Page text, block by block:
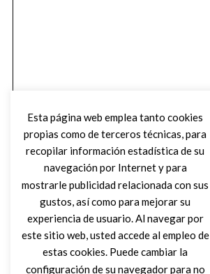
Esta página web emplea tanto cookies
propias como de terceros técnicas, para
recopilar información estadística de su
navegación por Internet y para
mostrarle publicidad relacionada con sus
gustos, así como para mejorar su
experiencia de usuario. Al navegar por
este sitio web, usted accede al empleo de
estas cookies. Puede cambiar la
configuración de su navegador para no